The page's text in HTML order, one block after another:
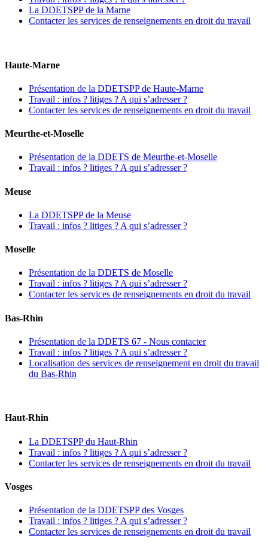
La DDETSPP de la Marne
Contacter les services de renseignements en droit du travail
Haute-Marne
Présentation de la DDETSPP de Haute-Marne
Travail : infos ? litiges ? A qui s’adresser ?
Contacter les services de renseignements en droit du travail
Meurthe-et-Moselle
Présentation de la DDETS de Meurthe-et-Moselle
Travail : infos ? litiges ? A qui s’adresser ?
Meuse
La DDETSPP de la Meuse
Travail : infos ? litiges ? A qui s’adresser ?
Moselle
Présentation de la DDETS de Moselle
Travail : infos ? litiges ? A qui s’adresser ?
Contacter les services de renseignements en droit du travail
Bas-Rhin
Présentation de la DDETS 67 - Nous contacter
Travail : infos ? litiges ? A qui s’adresser ?
Localisation des services de renseignement en droit du travail
du Bas-Rhin
Haut-Rhin
La DDETSPP du Haut-Rhin
Travail : infos ? litiges ? A qui s’adresser ?
Contacter les services de renseignements en droit du travail
Vosges
Présentation de la DDETSPP des Vosges
Travail : infos ? litiges ? A qui s’adresser ?
Contacter les services de renseignements en droit du travail